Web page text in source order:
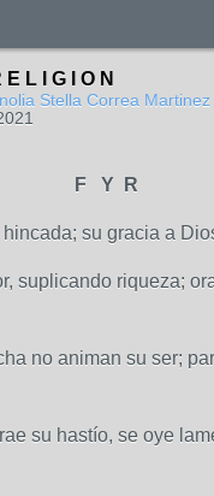
E L I G I O N
Stella Correa Martinez
F Y R
su gracia a
suplicando riqueza;
no animan su ser;
su hastío, se oye